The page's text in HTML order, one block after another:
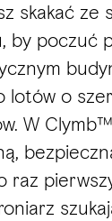
skakać ze
by poczuć
lotów o
W
raz